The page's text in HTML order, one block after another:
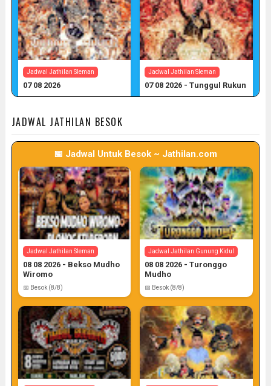
Jadwal Jathilan Sleman
07 08 2026
Jadwal Jathilan Sleman
07 08 2026 - Tunggul Rukun
JADWAL JATHILAN BESOK
📅 Jadwal Untuk Besok ~ Jathilan.com
Jadwal Jathilan Sleman
08 08 2026 - Bekso Mudho
Wiromo
📅 Besok (8/8)
Jadwal Jathilan Gunung Kidul
08 08 2026 - Turonggo
Mudho
📅 Besok (8/8)